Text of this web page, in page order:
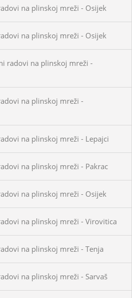
na plinskoj mreži - Osijek
na plinskoj mreži - Osijek
radovi na plinskoj mreži -
na plinskoj mreži -
na plinskoj mreži - Lepajci
na plinskoj mreži - Pakrac
na plinskoj mreži - Osijek
na plinskoj mreži - Virovitica
na plinskoj mreži - Tenja
na plinskoj mreži - Sarvaš